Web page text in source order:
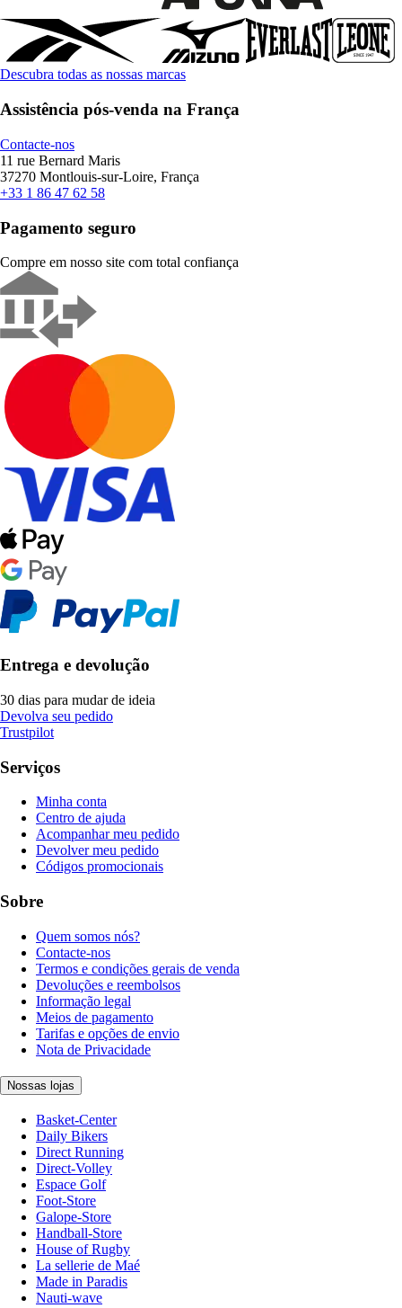
Descubra todas as nossas marcas
Assistência pós-venda na França
Contacte-nos
11 rue Bernard Maris
37270 Montlouis-sur-Loire, França
+33 1 86 47 62 58
Pagamento seguro
Compre em nosso site com total confiança
Entrega e devolução
30 dias para mudar de ideia
Devolva seu pedido
Trustpilot
Serviços
Minha conta
Centro de ajuda
Acompanhar meu pedido
Devolver meu pedido
Códigos promocionais
Sobre
Quem somos nós?
Contacte-nos
Termos e condições gerais de venda
Devoluções e reembolsos
Informação legal
Meios de pagamento
Tarifas e opções de envio
Nota de Privacidade
Nossas lojas
Basket-Center
Daily Bikers
Direct Running
Direct-Volley
Espace Golf
Foot-Store
Galope-Store
Handball-Store
House of Rugby
La sellerie de Maé
Made in Paradis
Nauti-wave